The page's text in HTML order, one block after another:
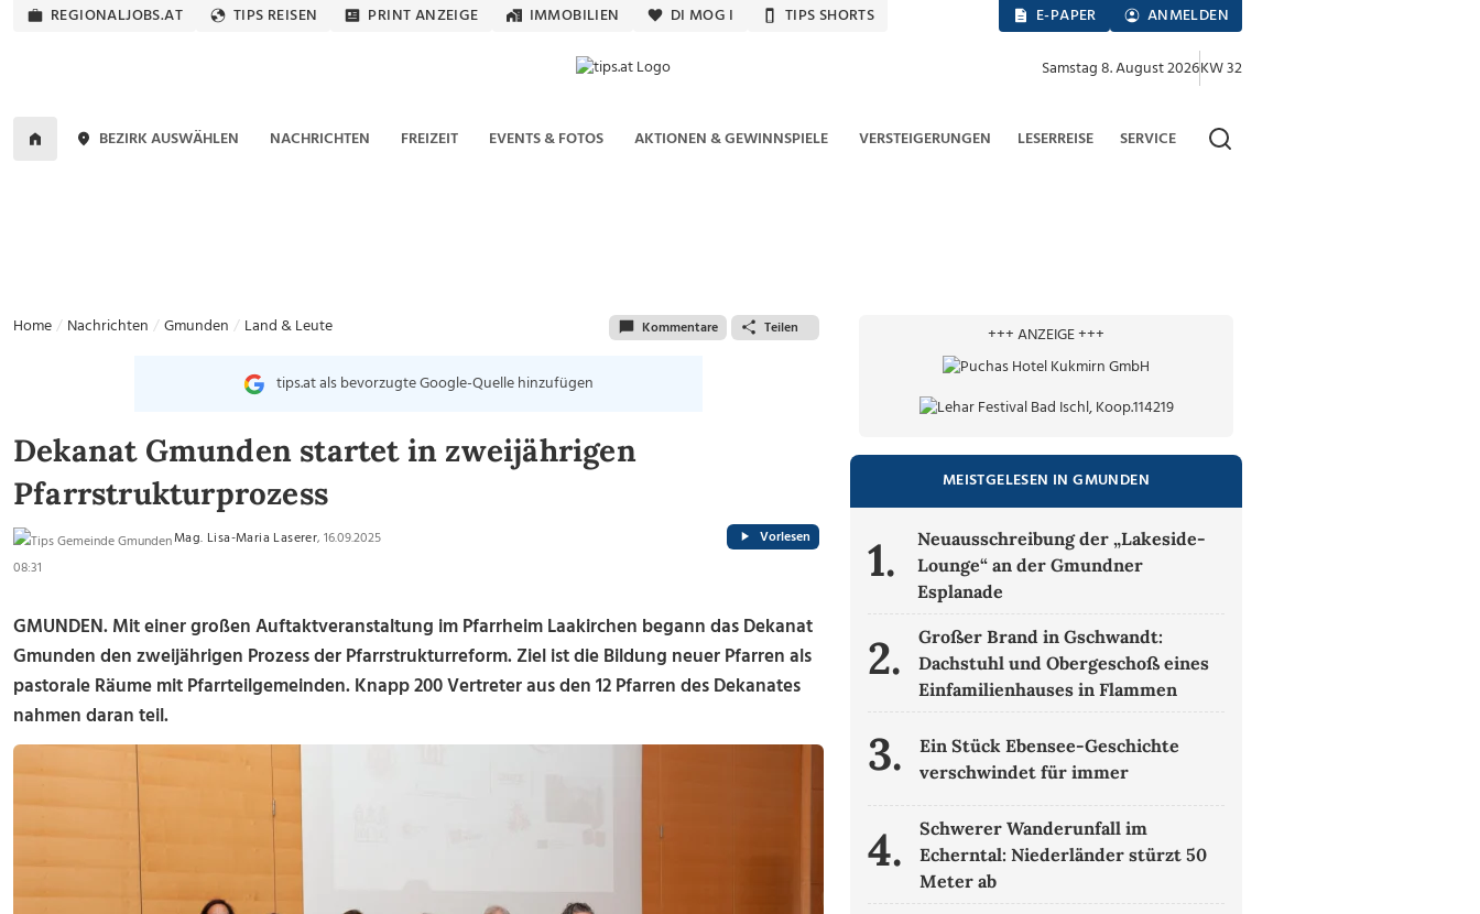
REGIONALJOBS.AT TIPS REISEN PRINT ANZEIGE IMMOBILIEN DI MOG I TIPS SHORTS E-PAPER ANMELDEN
Samstag 8. August 2026KW 32
BEZIRK AUSWÄHLEN NACHRICHTEN FREIZEIT EVENTS & FOTOS AKTIONEN & GEWINNSPIELE VERSTEIGERUNGEN LESERREISE SERVICE
Home Nachrichten Gmunden Land & Leute Kommentare Teilen
tips.at als bevorzugte Google-Quelle hinzufügen
Dekanat Gmunden startet in zweijährigen
Pfarrstrukturprozess
Mag. Lisa-Maria Laserer, 16.09.2025
08:31
Vorlesen
GMUNDEN. Mit einer großen Auftaktveranstaltung im Pfarrheim Laakirchen begann das Dekanat
Gmunden den zweijährigen Prozess der Pfarrstrukturreform. Ziel ist die Bildung neuer Pfarren als
pastorale Räume mit Pfarrteilgemeinden. Knapp 200 Vertreter aus den 12 Pfarren des Dekanates
nahmen daran teil.
+++ ANZEIGE +++
MEISTGELESEN IN GMUNDEN
1.
Neuausschreibung der „Lakeside-
Lounge“ an der Gmundner
Esplanade
2.
Großer Brand in Gschwandt:
Dachstuhl und Obergeschoß eines
Einfamilienhauses in Flammen
3.
Ein Stück Ebensee-Geschichte
verschwindet für immer
4.
Schwerer Wanderunfall im
Echerntal: Niederländer stürzt 50
Meter ab